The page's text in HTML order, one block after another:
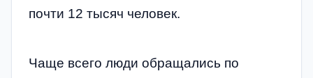
почти 12 тысяч человек.
Чаще всего люди обращались по